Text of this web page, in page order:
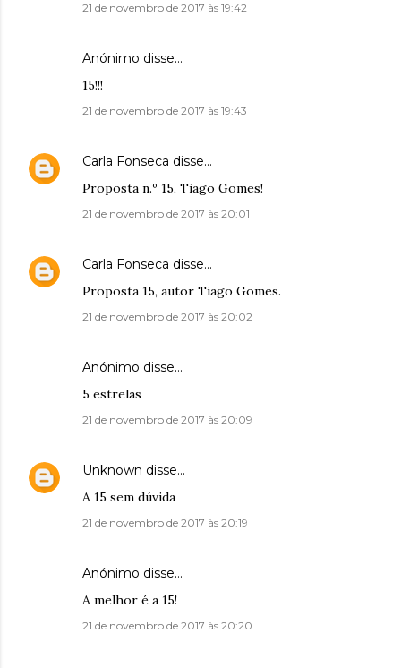
21 de novembro de 2017 às 19:42
Anónimo disse…
15!!!
21 de novembro de 2017 às 19:43
Carla Fonseca disse…
Proposta n.º 15, Tiago Gomes!
21 de novembro de 2017 às 20:01
Carla Fonseca disse…
Proposta 15, autor Tiago Gomes.
21 de novembro de 2017 às 20:02
Anónimo disse…
5 estrelas
21 de novembro de 2017 às 20:09
Unknown disse…
A 15 sem dúvida
21 de novembro de 2017 às 20:19
Anónimo disse…
A melhor é a 15!
21 de novembro de 2017 às 20:20